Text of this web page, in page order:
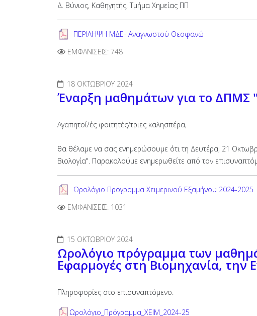
Δ. Βύνιος, Καθηγητής, Τμήμα Χημείας ΠΠ
ΠΕΡΙΛΗΨΗ ΜΔΕ- Αναγνωστού Θεοφανώ
ΕΜΦΑΝΊΣΕΙΣ: 748
18 ΟΚΤΩΒΡΊΟΥ 2024
Έναρξη μαθημάτων για το ΔΠΜΣ
Αγαπητοί/ές φοιτητές/τριες καλησπέρα,
θα θέλαμε να σας ενημερώσουμε ότι τη Δευτέρα, 21
Βιολογία". Παρακαλούμε ενημερωθείτε από τον
Ωρολόγιο Προγραμμα Χειμερινού Εξαμήνου 2024-2025
ΕΜΦΑΝΊΣΕΙΣ: 1031
15 ΟΚΤΩΒΡΊΟΥ 2024
Ωρολόγιο πρόγραμμα των
Εφαρμογές στη Βιομηχανία, την
Πληροφορίες στο επισυναπτόμενο.
Ωρολόγιο_Πρόγραμμα_XEIM_2024-25